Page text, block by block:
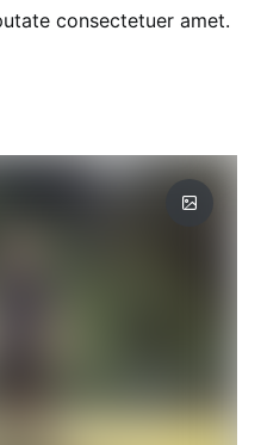
consectetuer amet.